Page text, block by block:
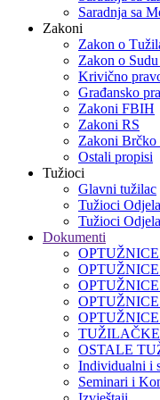
Saradnja sa
Zakoni
Zakon o
Zakon o
Krivično
Građansko
Zakoni FBIH
Zakoni RS
Zakoni
Ostali propisi
Tužioci
Glavni tužilac
Tužioci
Tužioci
Dokumenti
OPTUŽNICE
OPTUŽNICE
OPTUŽNICE
OPTUŽNICE
OPTUŽNICE
OSTALE
Individualni i
Seminari i